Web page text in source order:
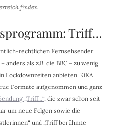
finden
Triff…
rechtlichen Fernsehsender
anders als z.B. die BBC – zu wenig
Lockdownzeiten anbieten. KiKA
Formate aufgenommen und ganz
„Triff…“, die zwar schon seit
um neue Folgen sowie die
und „Triff berühmte